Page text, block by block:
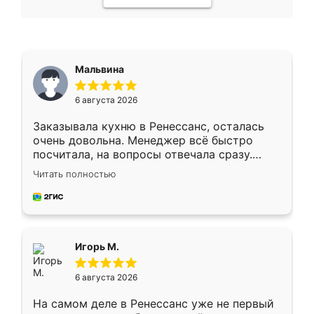
Мальвина
6 августа 2026
Заказывала кухню в Ренессанс, осталась
очень довольна. Менеджер всё быстро
посчитала, на вопросы отвечала сразу.
Замерщик приехал в субботу, подошёл к
делу со всей ответственностью. Собрали
за день, ребята работали аккуратно, даже
Читать полностью
Игорь М.
6 августа 2026
На самом деле в Ренессанс уже не первый